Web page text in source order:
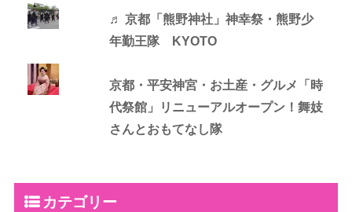
♬ 京都「熊野神社」神幸祭・熊野少
年勤王隊 KYOTO
京都・平安神宮・お土産・グルメ「時
代祭館」リニューアルオープン！舞妓
さんとおもてなし隊
カテゴリー